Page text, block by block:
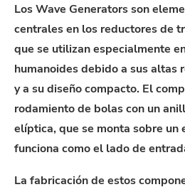
Los Wave Generators son
centrales en los reductores de
que se utilizan especialmente
humanoides debido a sus altas
y a su diseño compacto. El
rodamiento de bolas con un
elíptica, que se monta sobre un
funciona como el lado de
La fabricación de estos